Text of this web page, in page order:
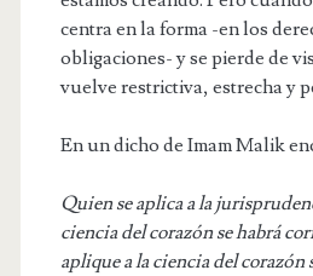
centra en la forma -en los
obligaciones- y se pierde de
vuelve restrictiva, estrecha y
En un dicho de Imam Malik
Quien se aplica a la
ciencia del corazón se habrá
aplique a la ciencia del corazón